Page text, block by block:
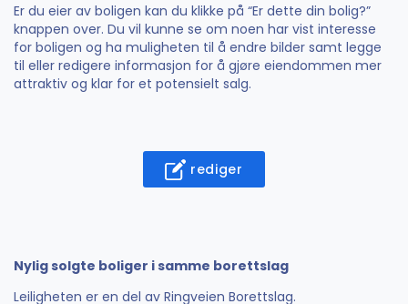
Er du eier av boligen kan du klikke på “Er dette din bolig?”
knappen over. Du vil kunne se om noen har vist interesse
for boligen og ha muligheten til å endre bilder samt legge
til eller redigere informasjon for å gjøre eiendommen mer
attraktiv og klar for et potensielt salg.
rediger
Nylig solgte boliger i samme borettslag
Leiligheten er en del av Ringveien Borettslag.